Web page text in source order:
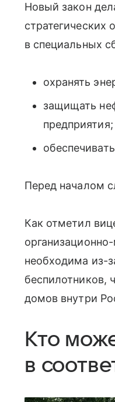
Новый закон
стратегических
в специальных
охранять
защищать
предприятия;
Перед началом
Как отметил
необходима из-
беспилотников,
домов внутри
Кто
в